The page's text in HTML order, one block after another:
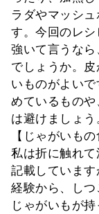
ラダやマッシ
す。今回のレシ
強いて言うな
でしょうか。
いものがよい
めているもの
は避けましょう
【じゃがいも
私は折に触れ
記載していま
経験から、しつ
じゃがいもが